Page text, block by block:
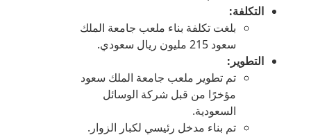
التكلفة:
بلغت تكلفة بناء ملعب جامعة الملك
سعود 215 مليون ريال سعودي.
التطوير :
تم تطوير ملعب جامعة الملك سعود
مؤخرًا من قبل شركة الوسائل
السعودية.
تم بناء مدخل رئيسي لكبار الزوار.